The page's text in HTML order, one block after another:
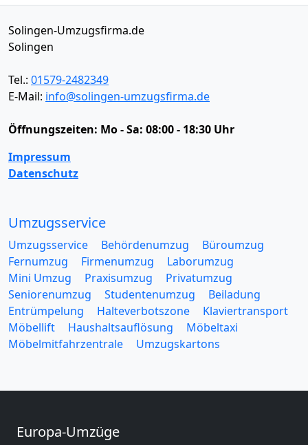
Solingen-Umzugsfirma.de
Solingen
Tel.: 01579-2482349
E-Mail: info@solingen-umzugsfirma.de
Öffnungszeiten: Mo - Sa: 08:00 - 18:30 Uhr
Impressum
Datenschutz
Umzugsservice
Umzugsservice Behördenumzug
Büroumzug
Fernumzug
Firmenumzug
Laborumzug
Mini Umzug
Praxisumzug
Privatumzug
Seniorenumzug
Studentenumzug
Beiladung
Entrümpelung
Halteverbotszone
Klaviertransport
Möbellift
Haushaltsauflösung
Möbeltaxi
Möbelmitfahrzentrale
Umzugskartons
Europa-Umzüge